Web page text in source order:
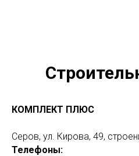
КОМПЛЕКТ ПЛЮС
Серов, ул. Кирова, 49,
Телефоны: